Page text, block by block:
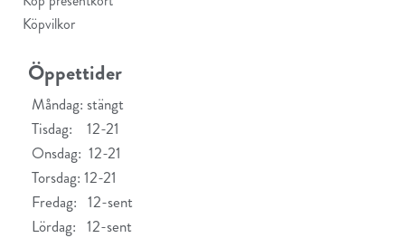
Köpvilkor
Öppettider
Måndag: stängt
Tisdag: 12-21
Onsdag: 12-21
Torsdag: 12-21
Fredag: 12-sent
Lördag: 12-sent